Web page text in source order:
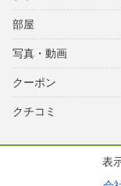
部屋
写真・動画
クーポン
クチコミ
表